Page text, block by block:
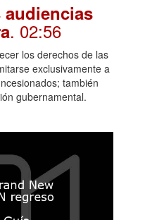
audiencias
. 02:56
los derechos de las
exclusivamente a
también
gubernamental.